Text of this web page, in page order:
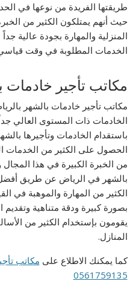
طريقتها الفريدة من نوعها في
حيث أنهم يمتلكون الكثير من
المنزلية والمهارة بجودة عالية
الخدمات المطلوبة في وقت
مكاتب تأجير خادمات
مكاتب تأجير خادمات بالشهر
الخادمات ذات المستوى العالي
باستقدام الخادمات وتأجيرها
الحصول على الكثير من الخدمات
من الخبرة الكبيرة في هذا
بالشهر في الرياض عن طريق أفضل
الكثير من المهارة والموهبة في
بصورة كبيرة ودقة متناهية
يقومون بإستخدام الكثير من
المنازل.
كما يمكنك الاطلاع على مكاتب
0561759135